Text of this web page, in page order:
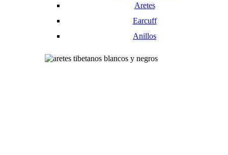
Aretes
Earcuff
Anillos